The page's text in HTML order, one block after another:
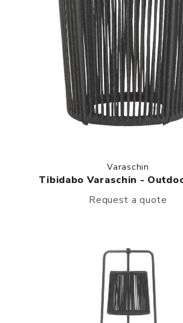
Varaschin
Tibidabo Varaschin -
Request a quote